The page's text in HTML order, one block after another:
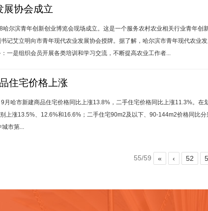
展协会成立
尔滨青年创新创业博览会现场成立。这是一个服务农村农业相关行业青年
记艾立明向市青年现代农业发展协会授牌。据了解，哈尔滨市青年现代农业
一是组织会员开展各类培训和学习交流，不断提高农业工作者...
住宅价格上涨
月哈市新建商品住宅价格同比上涨13.8%，二手住宅价格同比上涨11.3%。在
上涨13.5%、12.6%和16.6%；二手住宅90m2及以下、90-144m2价格同
城市第...
55/59 « ‹ 52